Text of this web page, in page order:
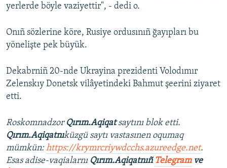
yerlerde böyle vaziyettir", - dedi o.
Onıñ sözlerine köre, Rusiye ordusınıñ ğayıpları bu
yönelişte pek büyük.
Dekabrniñ 20-nde Ukrayina prezidenti Volodımır
Zelenskıy Donetsk vilâyetindeki Bahmut şeerini ziyaret
etti.
Roskomnadzor Qırım.Aqiqatsaytını blok etti.
Qırım.Aqiqatnıküzgü saytı vastasınen oqumaq
mümkün:https://krymrcriywdcchs.azureedge.net.
Esas adise-vaqialarnı Qırım.Aqiqatnıñ Telegramve